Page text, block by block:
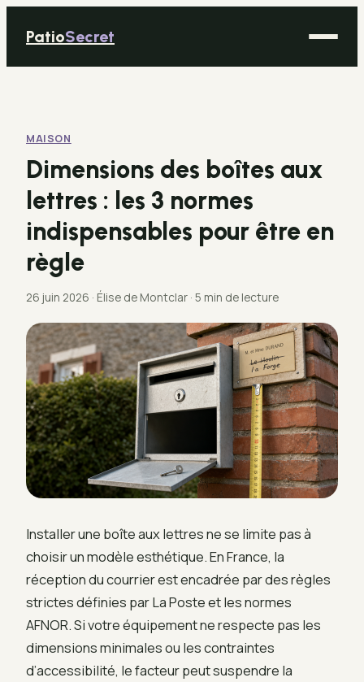
PatioSecret
Bricolage
Déco
Immobilier
Jardinage
MAISON
Dimensions des boîtes aux
lettres : les 3 normes
indispensables pour être en
règle
26 juin 2026 · Élise de Montclar · 5 min de lecture
Installer une boîte aux lettres ne se limite pas à
choisir un modèle esthétique. En France, la
réception du courrier est encadrée par des règles
strictes définies par La Poste et les normes
AFNOR. Si votre équipement ne respecte pas les
dimensions minimales ou les contraintes
d’accessibilité, le facteur peut suspendre la